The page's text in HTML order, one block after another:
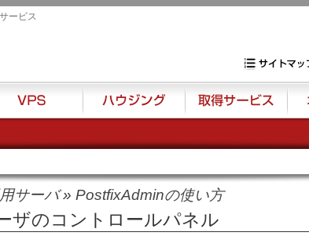
ービス
サーバ» PostfixAdminの使い方
ザのコントロールパネル
ハウジング 取得サービス オプ